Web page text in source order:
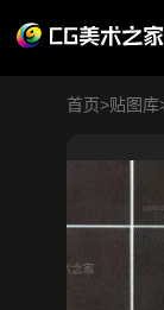
首页>贴图库